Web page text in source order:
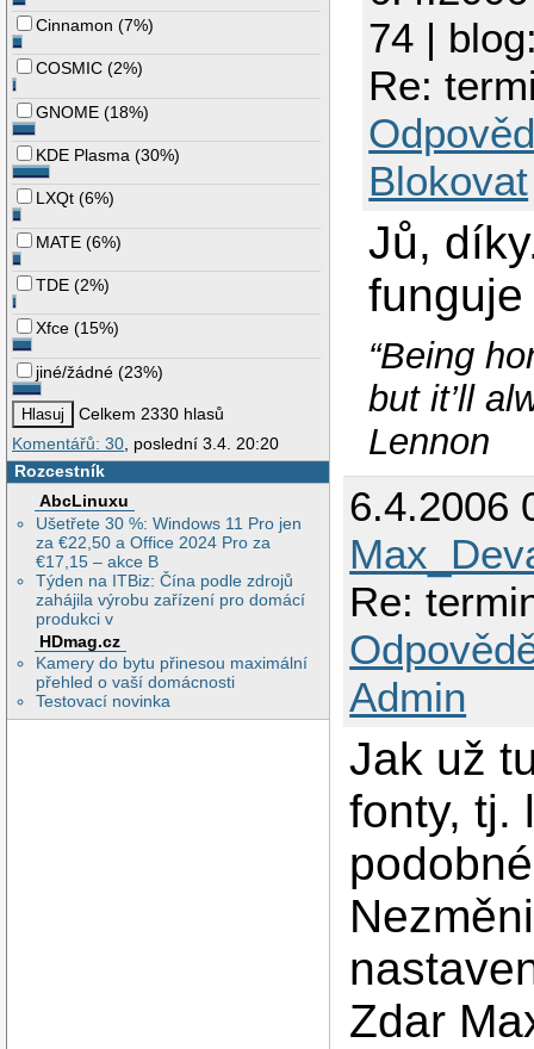
Cinnamon (7%)
COSMIC (2%)
GNOME (18%)
KDE Plasma (30%)
LXQt (6%)
MATE (6%)
TDE (2%)
Xfce (15%)
jiné/žádné (23%)
Celkem 2330 hlasů
Komentářů: 30, poslední 3.4. 20:20
Rozcestník
AbcLinuxu
Ušetřete 30 %: Windows 11 Pro jen
za €22,50 a Office 2024 Pro za
€17,15 – akce B
Týden na ITBiz: Čína podle zdrojů
zahájila výrobu zařízení pro domácí
produkci v
HDmag.cz
Kamery do bytu přinesou maximální
přehled o vaší domácnosti
Testovací novinka
74 |
Re:
Blokovat
Jů,
“Being
but it’ll
Lennon
6.4.2006
Re:
Admin
Jak už
fonty, tj.
Zdar